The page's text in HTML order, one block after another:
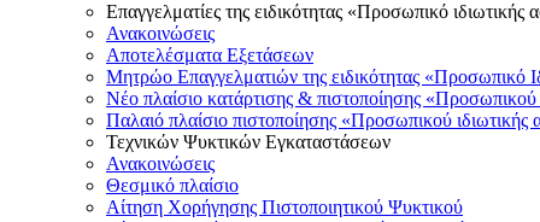
Επαγγελματίες της ειδικότητας «Προσωπικό ιδιωτικής
Ανακοινώσεις
Αποτελέσματα Εξετάσεων
Μητρώο Επαγγελματιών της ειδικότητας «Προσωπικό
Νέο πλαίσιο κατάρτισης & πιστοποίησης «Προσωπικού
Παλαιό πλαίσιο πιστοποίησης «Προσωπικού
Τεχνικών Ψυκτικών Εγκαταστάσεων
Ανακοινώσεις
Θεσμικό πλαίσιο
Αίτηση Χορήγησης Πιστοποιητικού Ψυκτικού